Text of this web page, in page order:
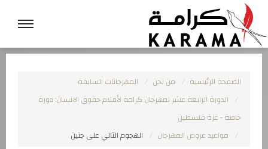
الصفحة الرئيسية من نحن
المهرجانات السابقة
الدورة الرابعة عشر لمهرجان كرامة لأفلام حقوق الانسان: دورة
خاصة - غزة فلسطين
مواعيد عروض المهرجان
الهجوم التالي على جنين